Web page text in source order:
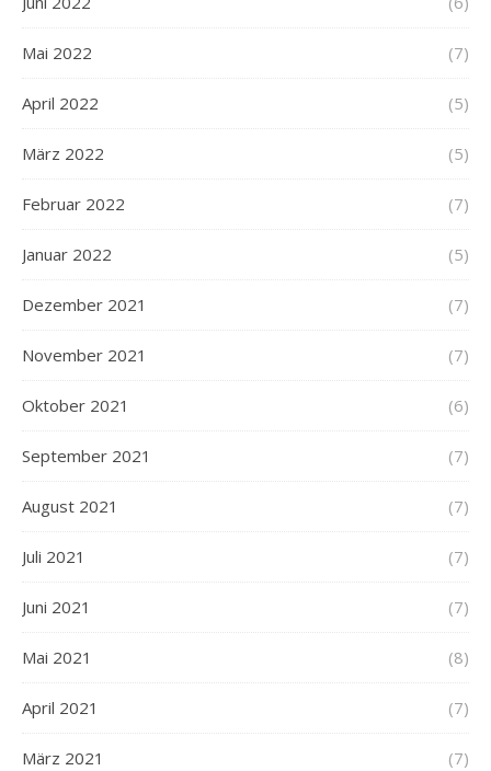
Mai 2022 (7)
April 2022 (5)
März 2022 (5)
Februar 2022 (7)
Januar 2022 (5)
Dezember 2021 (7)
November 2021 (7)
Oktober 2021 (6)
September 2021 (7)
August 2021 (7)
Juli 2021 (7)
Juni 2021 (7)
Mai 2021 (8)
April 2021 (7)
März 2021 (7)